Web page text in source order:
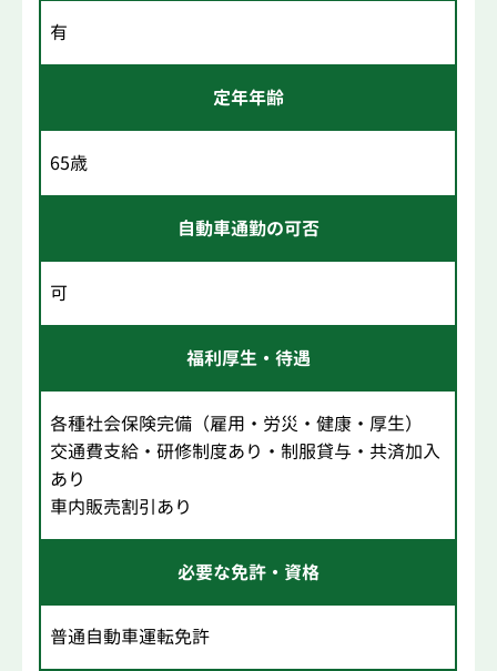
有
定年年齢
65歳
自動車通勤の可否
可
福利厚生・待遇
各種社会保険完備（雇用・労災・健康・厚生）
交通費支給・研修制度あり・制服貸与・共済加入
あり
車内販売割引あり
必要な免許・資格
普通自動車運転免許